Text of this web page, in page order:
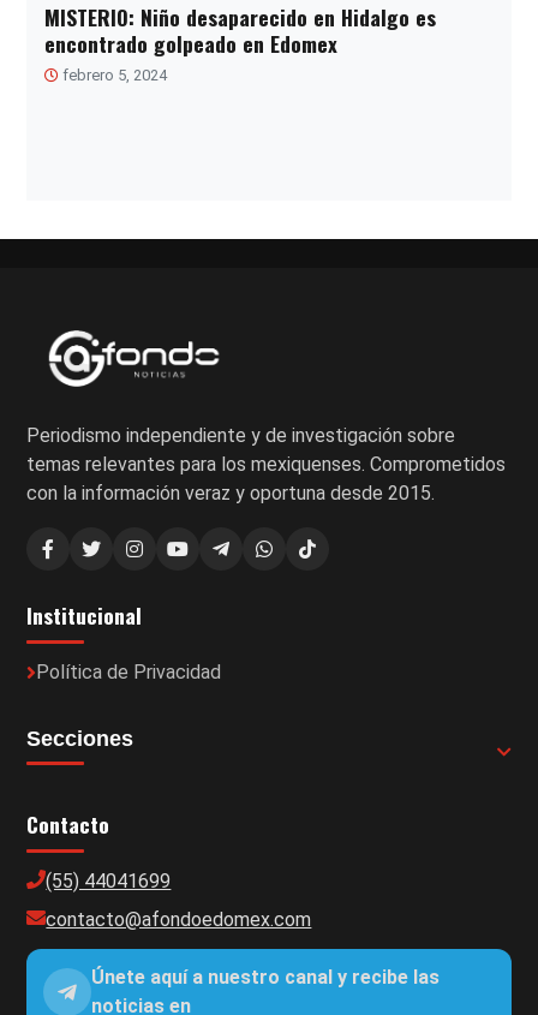
MISTERIO: Niño desaparecido en Hidalgo es
encontrado golpeado en Edomex
febrero 5, 2024
entradas
Periodismo independiente y de investigación sobre
temas relevantes para los mexiquenses. Comprometidos
con la información veraz y oportuna desde 2015.
Institucional
Política de Privacidad
Secciones
Contacto
(55) 44041699
contacto@afondoedomex.com
Únete aquí a nuestro canal y recibe las
noticias en